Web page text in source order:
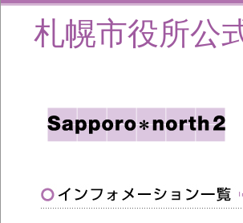
札幌市役所公